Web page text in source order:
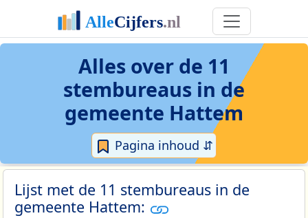
Alles over de 11
stembureaus in de
gemeente Hattem
Pagina inhoud ⇵
Lijst met de 11 stembureaus in de
gemeente Hattem: